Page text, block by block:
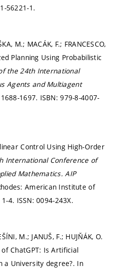
56221-1.
M.; MACÁK, F.; FRANCESCO,
Planning Using Probabilistic
the 24th International
Agents and Multiagent
1697. ISBN: 979-8-4007-
Control Using High-Order
International Conference of
Mathematics.AIP
American Institute of
1-4. ISSN: 0094-243X.
M.; JANUŠ, F.; HUJŇÁK, O.
ChatGPT: Is Artificial
a University degree?. In